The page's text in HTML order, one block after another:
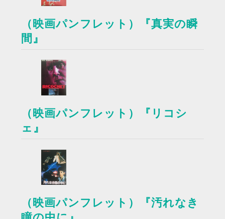
（映画パンフレット）『真実の瞬
間』
（映画パンフレット）『リコシ
ェ』
（映画パンフレット）『汚れなき